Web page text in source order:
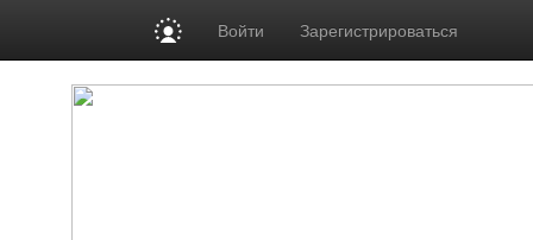
Войти Зарегистрироваться